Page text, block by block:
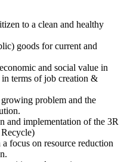
to a clean and healthy
goods for current and
and social value in
terms of job creation &
problem and the
and implementation of the 3R
focus on resource reduction